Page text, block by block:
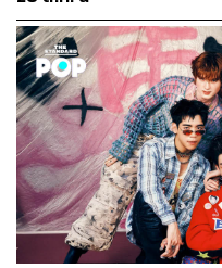
กล้องผู้ลาพักร้อนยาวเพื่อห
และ กันต์ (รับบทโดย มาร์
บนเครื่องบินหนุ่มผู้ถูกพักง
เพราะเหตุป้องกันตัว ซึ่งทั้
กรุงสู่โฮมสเตย์อันอบอุ่นขอ
รัดเกล้า อามระดิษ) คุณยา
กะทัดรัดในจังหวัดนครนา
พลัง พร้อมหาแรงบันดาลใจ
ธรรมชาติที่ไม่สามารถพบเ